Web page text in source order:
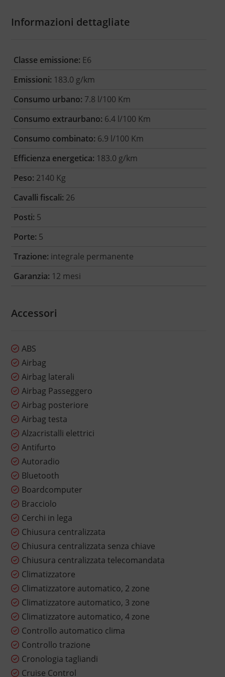
Informazioni dettagliate
Classe emissione: E6
Emissioni: 183.0 g/km
Consumo urbano: 7.8 l/100 Km
Consumo extraurbano: 6.4 l/100 Km
Consumo combinato: 6.9 l/100 Km
Efficienza energetica: 183.0 g/km
Peso: 2140 Kg
Cavalli fiscali: 26
Posti: 5
Porte: 5
Trazione: integrale permanente
Garanzia: 12 mesi
Accessori
ABS
Airbag
Airbag laterali
Airbag Passeggero
Airbag posteriore
Airbag testa
Alzacristalli elettrici
Antifurto
Autoradio
Bluetooth
Boardcomputer
Bracciolo
Cerchi in lega
Chiusura centralizzata
Chiusura centralizzata senza chiave
Chiusura centralizzata telecomandata
Climatizzatore
Climatizzatore automatico, 2 zone
Climatizzatore automatico, 3 zone
Climatizzatore automatico, 4 zone
Controllo automatico clima
Controllo trazione
Cronologia tagliandi
Cruise Control